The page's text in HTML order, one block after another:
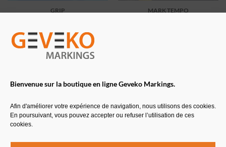
Bienvenue sur la boutique en ligne Geveko Markings.
Afin d'améliorer votre expérience de navigation, nous utilisons des cookies.
En poursuivant, vous pouvez accepter ou refuser l’utilisation de ces
cookies.
GRIP
312,72 375,26 €TTC
MARK TEMPO